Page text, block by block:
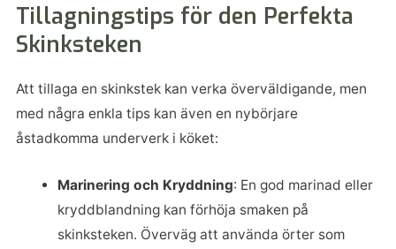
Tillagningstips för den Perfekta
Skinksteken
Att tillaga en skinkstek kan verka överväldigande, men
med några enkla tips kan även en nybörjare
åstadkomma underverk i köket:
Marinering och Kryddning: En god marinad eller
kryddblandning kan förhöja smaken på
skinksteken. Överväg att använda örter som